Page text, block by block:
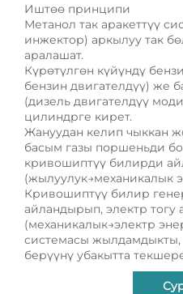
Иштөө принципи
Метанол так аракеттүү
инжектор) аркылуу так
аралашат.
Күрөтүлгөн күйүндү
бензин двигателдүү) же
(дизель двигателдүү
цилиндрге кирет.
Жануудан келип чыккан
басым газы поршеньди
кривошиптүү билирди
(жылуулук→механикалык
Кривошиптүү билир
айландырып, электр тогу
(механикалык→электр
системасы
берүүнү убакытта